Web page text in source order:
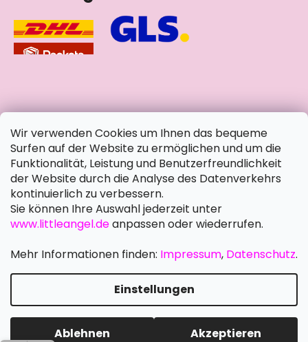
Wir verwenden Cookies um Ihnen das bequeme
Surfen auf der Website zu ermöglichen und um die
Funktionalität, Leistung und Benutzerfreundlichkeit
der Website durch die Analyse des Datenverkehrs
kontinuierlich zu verbessern.
Sie können Ihre Auswahl jederzeit unter
www.littleangel.deanpassen oder wiederrufen.
Mehr Informationen finden: Impressum, Datenschutz.
Einstellungen
Ablehnen Akzeptieren
soziale Netzwerke
Erstellt von Shoptet Premium
Copyright 2026Little Angel DE. Alle Rechte vorbehalten.
Cookie-Einstellungen ändern